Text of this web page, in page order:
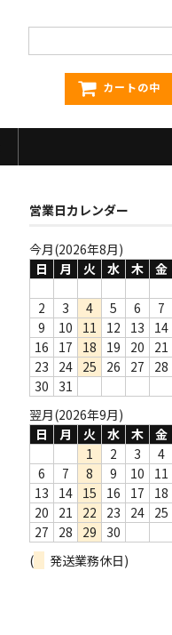
カートの中
営業日カレンダー
今月(2026年8月)
日
月 火 水 木 金
2
3 4 5 6 7
9
10 11 12 13 14
16
17 18 19 20 21
23
24 25 26 27 28
30
31
翌月(2026年9月)
日
月 火 水 木 金
1
2 3 4
6
7 8 9 10 11
13
14 15 16 17 18
20
21 22 23 24 25
27
28 29
30
(
発送業務休日)